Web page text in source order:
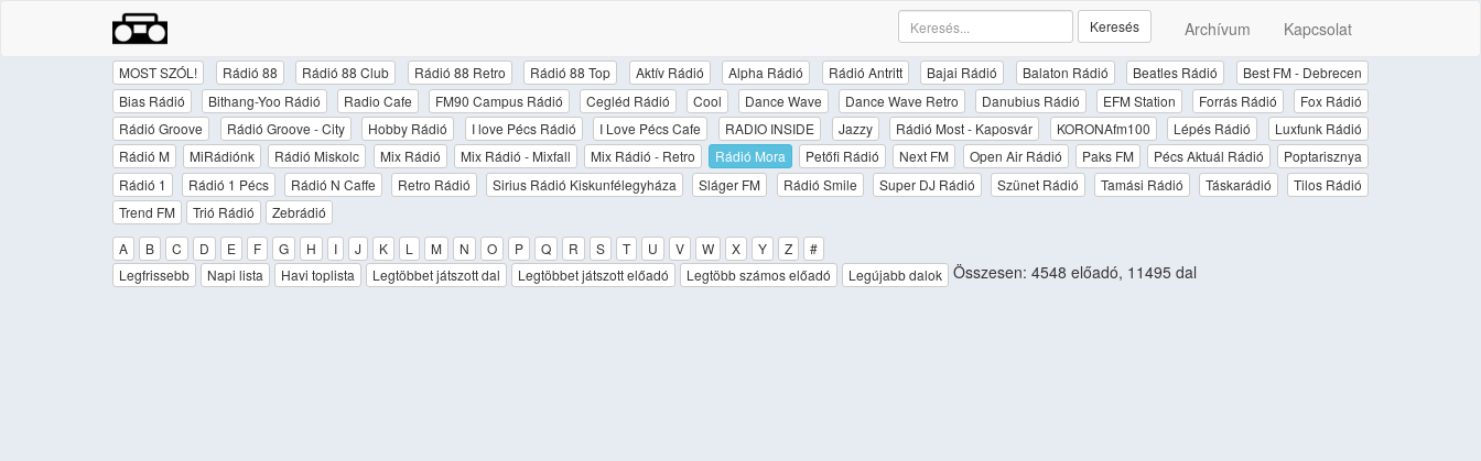
Archívum Kapcsolat
Keresés
MOST SZÓL! Rádió 88 Rádió 88 Club Rádió 88 Retro Rádió 88 Top Aktív Rádió Alpha Rádió Rádió Antritt Bajai Rádió Balaton Rádió Beatles Rádió
Best FM - Debrecen
Bias Rádió
Bithang-Yoo Rádió Radio Cafe FM90 Campus Rádió Cegléd Rádió Cool Dance Wave Dance Wave Retro Danubius Rádió EFM Station Forrás Rádió
Fox Rádió
Rádió Groove
Rádió Groove - City Hobby Rádió I love Pécs Rádió I Love Pécs Cafe RADIO INSIDE Jazzy Rádió Most - Kaposvár KORONAfm100 Lépés Rádió
Luxfunk Rádió
Rádió M
MiRádiónk Rádió Miskolc Mix Rádió Mix Rádió - Mixfall Mix Rádió - Retro Rádió Mora Petőfi Rádió Next FM Open Air Rádió Paks FM Pécs Aktuál Rádió
Poptarisznya
Rádió 1
Rádió 1 Pécs Rádió N Caffe Retro Rádió Sirius Rádió Kiskunfélegyháza Sláger FM Rádió Smile Super DJ Rádió Szünet Rádió Tamási Rádió Táskarádió
Tilos Rádió
Trend FM
Trió Rádió
Zebrádió
A
B C D E F G H I J K L M N O P Q R S T U V W X Y Z
#
Legfrissebb
Napi lista Havi toplista Legtöbbet játszott dal Legtöbbet játszott előadó Legtöbb számos előadó Legújabb dalok Összesen: 4548 előadó, 11495 dal